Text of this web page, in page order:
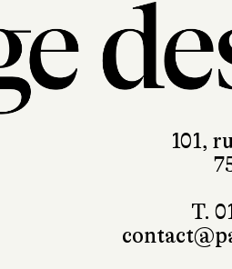
101,
T.